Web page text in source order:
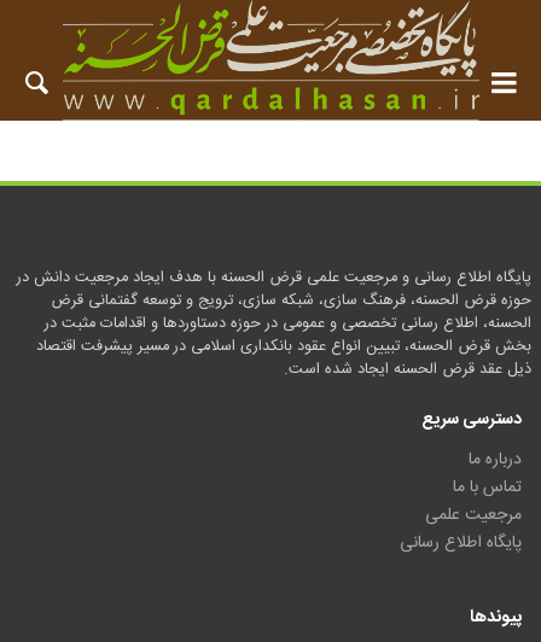
پایگاه اطلاع رسانی و مرجعیت علمی قرض الحسنه با هدف ایجاد مرجعیت دانش در
حوزه قرض الحسنه، فرهنگ سازی، شبکه سازی، ترویج و توسعه گفتمانی قرض
الحسنه، اطلاع رسانی تخصصی و عمومی در حوزه دستاوردها و اقدامات مثبت در
بخش قرض الحسنه، تبیین انواع عقود بانکداری اسلامی در مسیر پیشرفت اقتصاد
ذیل عقد قرض الحسنه ایجاد شده است.
دسترسی سریع
درباره ما
تماس با ما
مرجعیت علمی
پایگاه اطلاع رسانی
پیوندها